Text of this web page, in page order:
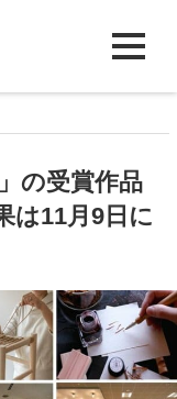
の受賞作品
は11月9日に